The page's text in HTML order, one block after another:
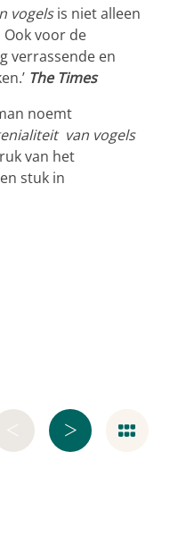
vogelsis niet alleen
voor de
verrassende en
The Times
noemt
van vogels
van het
stuk in
>
<